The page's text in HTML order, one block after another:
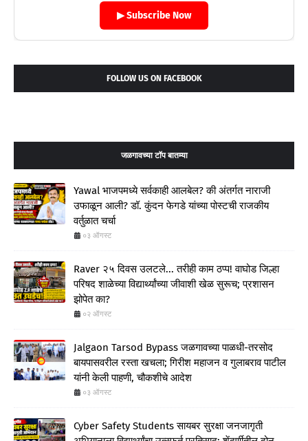
▶ Subscribe Now
FOLLOW US ON FACEBOOK
जळगावच्या टॉप बातम्या
Yawal भाजपमध्ये सर्वकाही आलबेल? की अंतर्गत नाराजी
उफाळून आली? डॉ. कुंदन फेगडे यांच्या पोस्टची राजकीय
वर्तुळात चर्चा
०३ ऑगस्ट
Raver २५ दिवस उलटले... तरीही काम ठप्प! वाघोड जिल्हा
परिषद शाळेच्या विद्यार्थ्यांच्या जीवाशी खेळ सुरूच; प्रशासन
झोपेत का?
०२ ऑगस्ट
Jalgaon Tarsod Bypass जळगावच्या पाळधी-तरसोद
बायपासवरील रस्ता खचला; गिरीश महाजन व गुलाबराव पाटील
यांनी केली पाहणी, चौकशीचे आदेश
०३ ऑगस्ट
Cyber Safety Students सायबर सुरक्षा जनजागृती